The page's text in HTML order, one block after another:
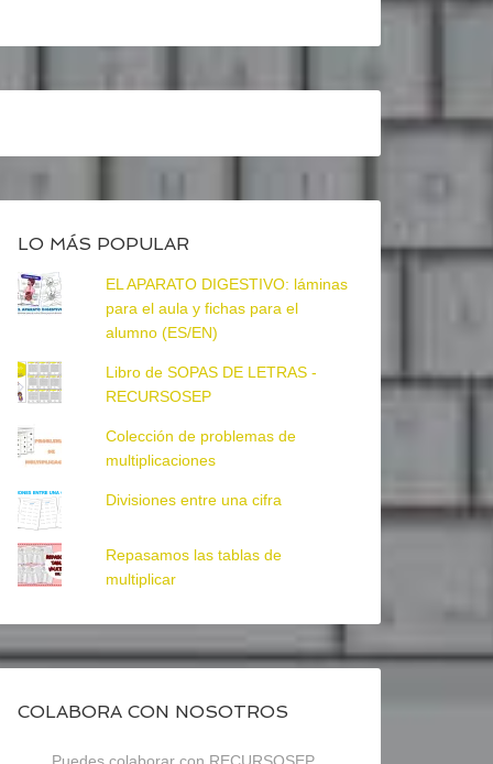
LO MÁS POPULAR
EL APARATO DIGESTIVO: láminas
para el aula y fichas para el
alumno (ES/EN)
Libro de SOPAS DE LETRAS -
RECURSOSEP
Colección de problemas de
multiplicaciones
Divisiones entre una cifra
Repasamos las tablas de
multiplicar
COLABORA CON NOSOTROS